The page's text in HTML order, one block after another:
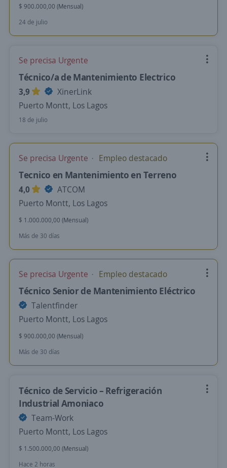
$ 900.000,00 (Mensual)
24 de julio
Se precisa Urgente
Técnico/a de Mantenimiento Electrico
3,9
XinerLink
Puerto Montt, Los Lagos
18 de julio
Se precisa Urgente Empleo destacado
Tecnico en Mantenimiento en Terreno
4,0
ATCOM
Puerto Montt, Los Lagos
$ 1.000.000,00 (Mensual)
Más de 30 días
Se precisa Urgente Empleo destacado
Técnico Senior de Mantenimiento Eléctrico
Talentfinder
Puerto Montt, Los Lagos
$ 900.000,00 (Mensual)
Más de 30 días
Técnico de Servicio – Refrigeración
Industrial Amoniaco
Team-Work
Puerto Montt, Los Lagos
$ 1.500.000,00 (Mensual)
Hace 2 horas